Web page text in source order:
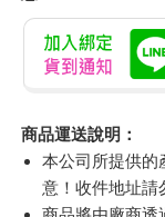
商品運送說明：
本公司所提供的
意！收件地址請